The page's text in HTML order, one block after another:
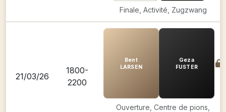
Finale, Activité, Zugzwang
21/03/26
1800-
2200
Bent
LARSEN
Geza
FUSTER
Ouverture, Centre de pions,